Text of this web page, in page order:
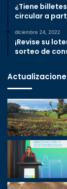
¿Tiene
circular a
diciembre 24, 2022
¡Revise su
sorteo de